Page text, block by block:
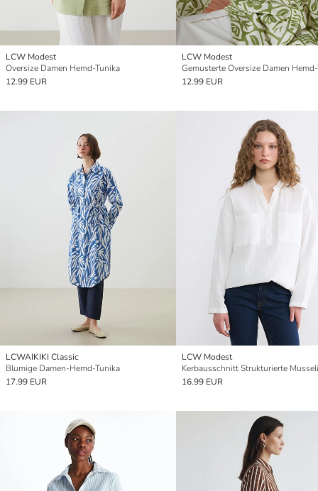
LCW Modest
Oversize Damen Hemd-Tunika
12.99 EUR
LCW Modest
Gemusterte Oversize Damen
12.99 EUR
LCWAIKIKI Classic
Blumige Damen-Hemd-Tunika
17.99 EUR
LCW Modest
16.99 EUR